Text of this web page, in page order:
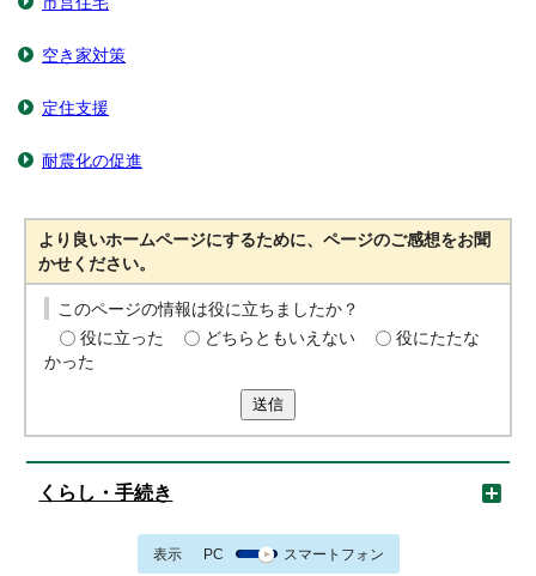
空き家対策
定住支援
耐震化の促進
より良いホームページにするために、ページのご感想をお聞
かせください。
このページの情報は役に立ちましたか？
役に立った
どちらともいえない
役にたたな
かった
送信
くらし・手続き
表示 PC スマートフォン